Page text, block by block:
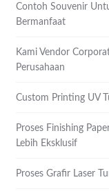
Contoh Souvenir
Bermanfaat
Kami Vendor
Perusahaan
Custom Printing UV
Proses Finishing
Lebih Eksklusif
Proses Grafir Laser